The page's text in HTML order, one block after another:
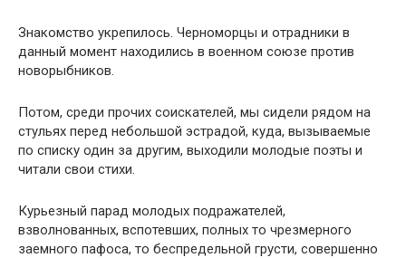
Знакомство укрепилось. Черноморцы и отрадники в
данный момент находились в военном союзе против
новорыбников.
Потом, среди прочих соискателей, мы сидели рядом на
стульях перед небольшой эстрадой, куда, вызываемые
по списку один за другим, выходили молодые поэты и
читали свои стихи.
Курьезный парад молодых подражателей,
взволнованных, вспотевших, полных то чрезмерного
заемного пафоса, то беспредельной грусти, совершенно